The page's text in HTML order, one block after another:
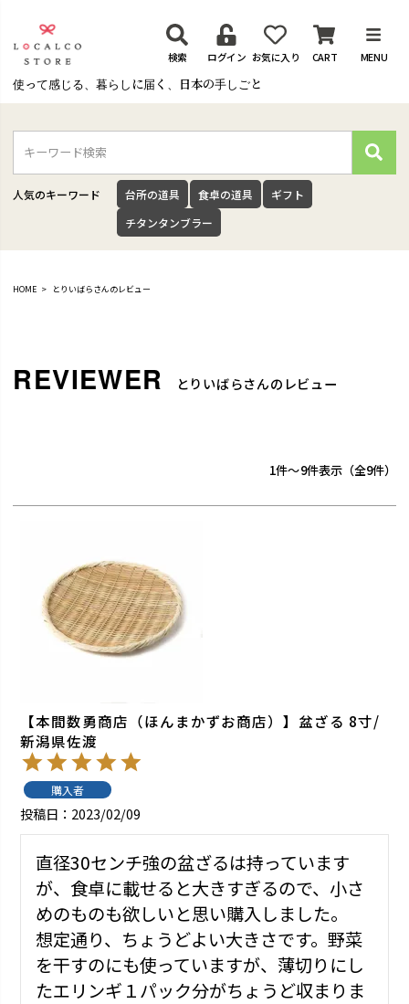
使って感じる、暮らしに届く、日本の手しごと
検索 ログイン お気に入り CART MENU
検
索
人気のキーワード 台所の道具 食卓の道具
ギフト
チタンタンブラー
HOME とりいばらさんのレビュー
とりいばらさんのレビュー
9
1 -9件表示
【本間数勇商店（ほんまかずお商店）】盆ざる 8寸/
新潟県佐渡
購入者
投稿日 2023/02/09
直径30センチ強の盆ざるは持っています
が、食卓に載せると大きすぎるので、小さ
めのものも欲しいと思い購入しました。
想定通り、ちょうどよい大きさです。野菜
を干すのにも使っていますが、薄切りにし
たエリンギ１パック分がちょうど収まりま